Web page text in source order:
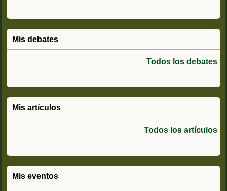
Mis debates
Todos los debates
Mis artículos
Todos los artículos
Mis eventos